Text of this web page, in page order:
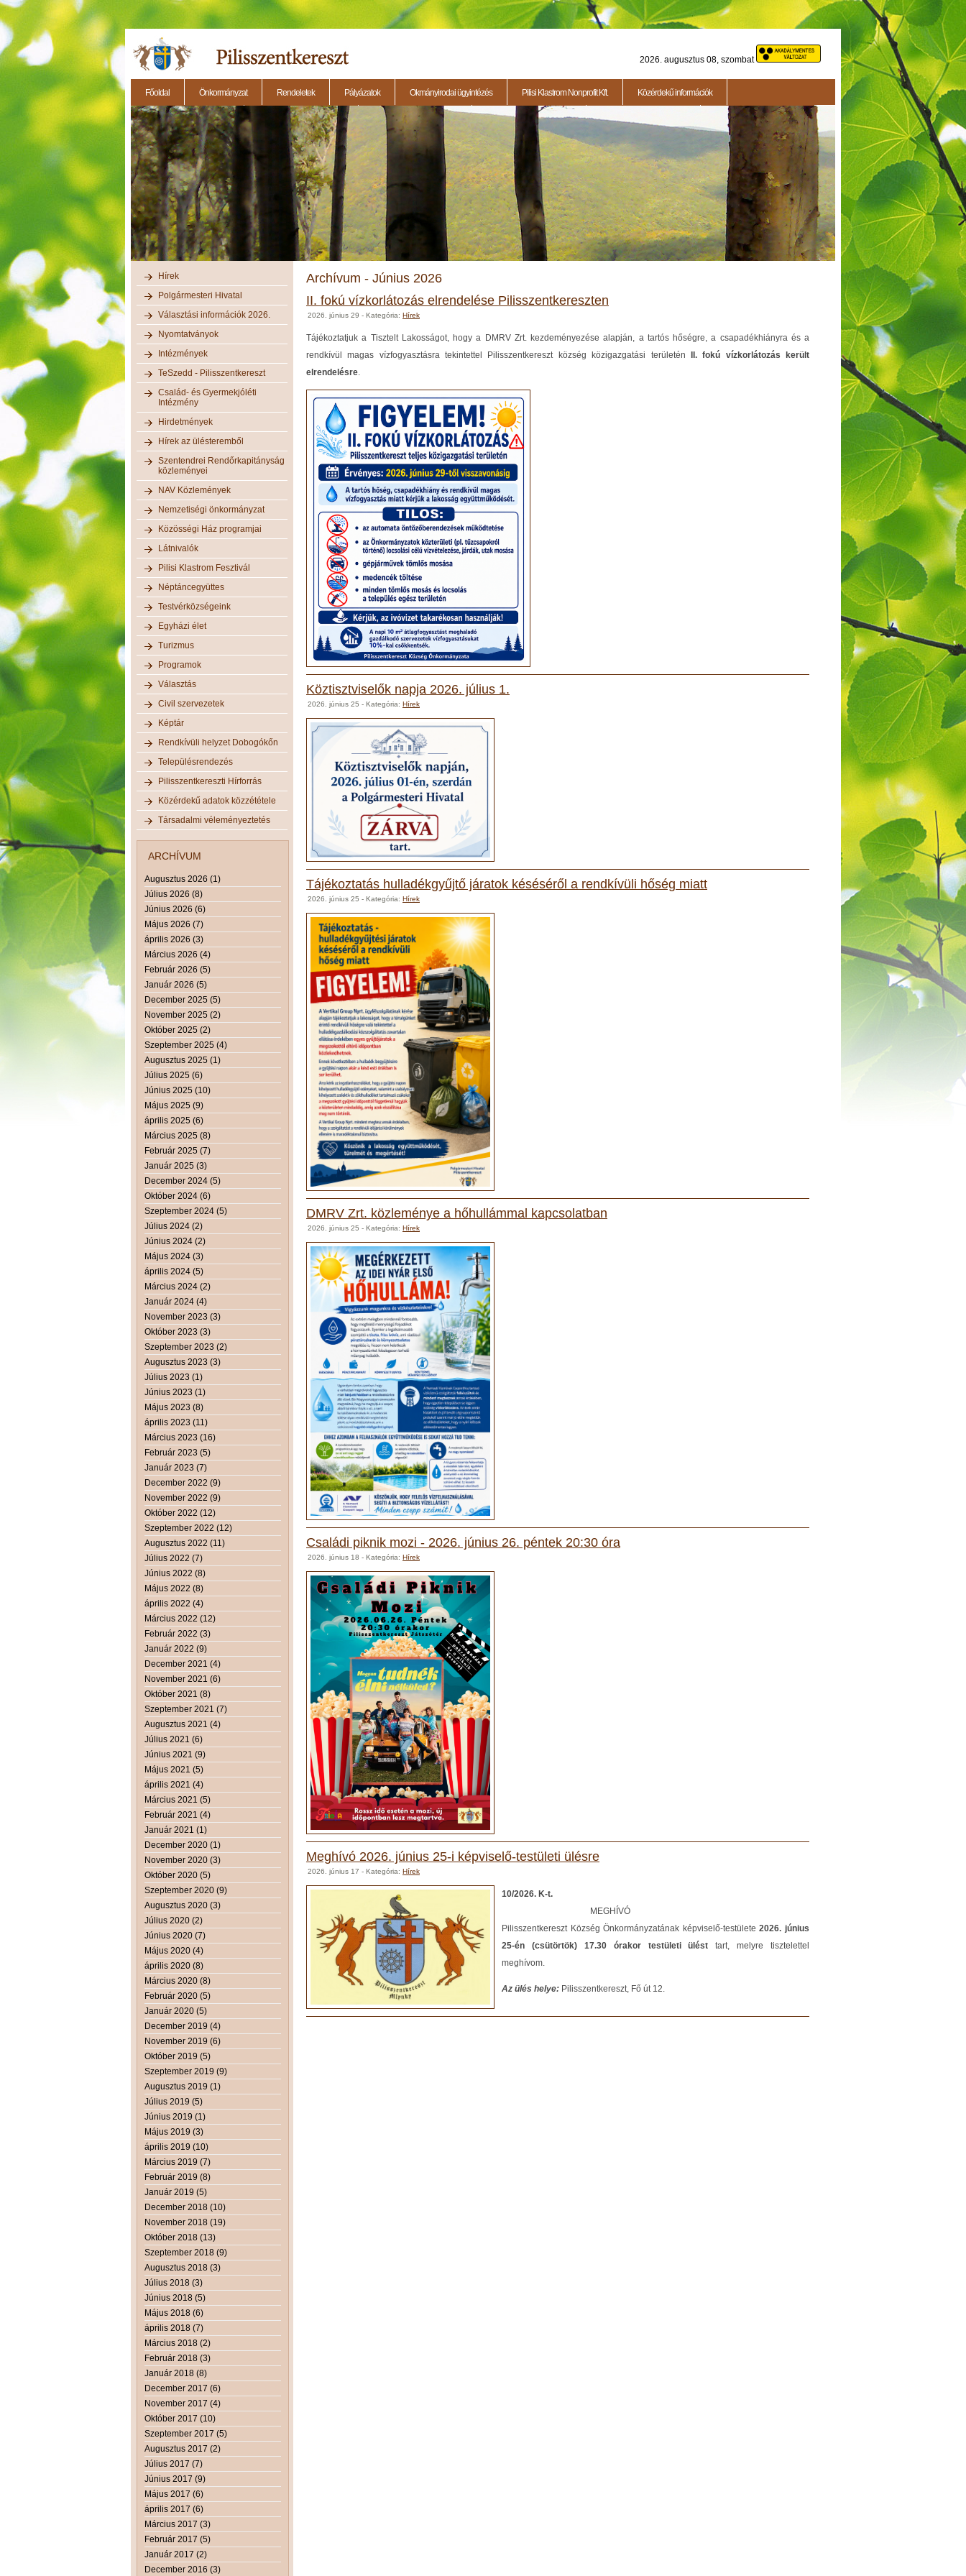
2026. augusztus 08, szombat
Főoldal Önkormányzat Rendeletek Pályázatok Okmányirodai ügyintézés Pilisi Klastrom Nonprofit Kft. Közérdekű információk
2014.11.27. - Testületi ülés 2014.12.28. - Testületi ülés 2014.11.13. - Testületi ülés 2015.01.29. - Testületi ülés 2015.04.23. - Testületi ülés 2015.05.14. - Testületi ülés
Hírek
Polgármesteri Hivatal
Választási információk 2026.
Nyomtatványok
Intézmények
TeSzedd - Pilisszentkereszt
Család- és Gyermekjóléti
Intézmény
Hirdetmények
Hírek az ülésteremből
Szentendrei Rendőrkapitányság
közleményei
NAV Közlemények
Nemzetiségi önkormányzat
Közösségi Ház programjai
Látnivalók
Pilisi Klastrom Fesztivál
Néptáncegyüttes
Testvérközségeink
Egyházi élet
Turizmus
Programok
Választás
Civil szervezetek
Képtár
Rendkívüli helyzet Dobogókőn
Településrendezés
Pilisszentkereszti Hírforrás
Közérdekű adatok közzététele
Társadalmi véleményeztetés
ARCHÍVUM
Augusztus 2026 (1)
Július 2026 (8)
Június 2026 (6)
Május 2026 (7)
április 2026 (3)
Március 2026 (4)
Február 2026 (5)
Január 2026 (5)
December 2025 (5)
November 2025 (2)
Október 2025 (2)
Szeptember 2025 (4)
Augusztus 2025 (1)
Július 2025 (6)
Június 2025 (10)
Május 2025 (9)
április 2025 (6)
Március 2025 (8)
Február 2025 (7)
Január 2025 (3)
December 2024 (5)
Október 2024 (6)
Szeptember 2024 (5)
Július 2024 (2)
Június 2024 (2)
Május 2024 (3)
április 2024 (5)
Március 2024 (2)
Január 2024 (4)
November 2023 (3)
Október 2023 (3)
Szeptember 2023 (2)
Augusztus 2023 (3)
Július 2023 (1)
Június 2023 (1)
Május 2023 (8)
április 2023 (11)
Március 2023 (16)
Február 2023 (5)
Január 2023 (7)
December 2022 (9)
November 2022 (9)
Október 2022 (12)
Szeptember 2022 (12)
Augusztus 2022 (11)
Július 2022 (7)
Június 2022 (8)
Május 2022 (8)
április 2022 (4)
Március 2022 (12)
Február 2022 (3)
Január 2022 (9)
December 2021 (4)
November 2021 (6)
Október 2021 (8)
Szeptember 2021 (7)
Augusztus 2021 (4)
Július 2021 (6)
Június 2021 (9)
Május 2021 (5)
április 2021 (4)
Március 2021 (5)
Február 2021 (4)
Január 2021 (1)
December 2020 (1)
November 2020 (3)
Október 2020 (5)
Szeptember 2020 (9)
Augusztus 2020 (3)
Július 2020 (2)
Június 2020 (7)
Május 2020 (4)
április 2020 (8)
Március 2020 (8)
Február 2020 (5)
Január 2020 (5)
December 2019 (4)
November 2019 (6)
Október 2019 (5)
Szeptember 2019 (9)
Augusztus 2019 (1)
Július 2019 (5)
Június 2019 (1)
Május 2019 (3)
április 2019 (10)
Március 2019 (7)
Február 2019 (8)
Január 2019 (5)
December 2018 (10)
November 2018 (19)
Október 2018 (13)
Szeptember 2018 (9)
Augusztus 2018 (3)
Július 2018 (3)
Június 2018 (5)
Május 2018 (6)
április 2018 (7)
Március 2018 (2)
Február 2018 (3)
Január 2018 (8)
December 2017 (6)
November 2017 (4)
Október 2017 (10)
Szeptember 2017 (5)
Augusztus 2017 (2)
Július 2017 (7)
Június 2017 (9)
Május 2017 (6)
április 2017 (6)
Március 2017 (3)
Február 2017 (5)
Január 2017 (2)
December 2016 (3)
Archívum - Június 2026
II. fokú vízkorlátozás elrendelése Pilisszentkereszten
2026. június 29 - Kategória: Hírek
Tájékoztatjuk a Tisztelt Lakosságot, hogy a DMRV Zrt. kezdeményezése alapján, a tartós hőségre, a csapadékhiányra és a
rendkívül magas vízfogyasztásra tekintettel Pilisszentkereszt község közigazgatási területén II. fokú vízkorlátozás került
elrendelésre
Köztisztviselők napja 2026. július 1.
2026. június 25 - Kategória: Hírek
Tájékoztatás hulladékgyűjtő járatok késéséről a rendkívüli hőség miatt
2026. június 25 - Kategória: Hírek
DMRV Zrt. közleménye a hőhullámmal kapcsolatban
2026. június 25 - Kategória: Hírek
Családi piknik mozi - 2026. június 26. péntek 20:30 óra
2026. június 18 - Kategória: Hírek
Meghívó 2026. június 25-i képviselő-testületi ülésre
2026. június 17 - Kategória: Hírek
10/2026. K-t.
MEGHÍVÓ
Pilisszentkereszt Község Önkormányzatának képviselő-testülete2026. június
25-én (csütörtök) 17.30 órakor testületi ülést tart, melyre tisztelettel
meghívom.
Az ülés helye: Pilisszentkereszt, Fő út 12.